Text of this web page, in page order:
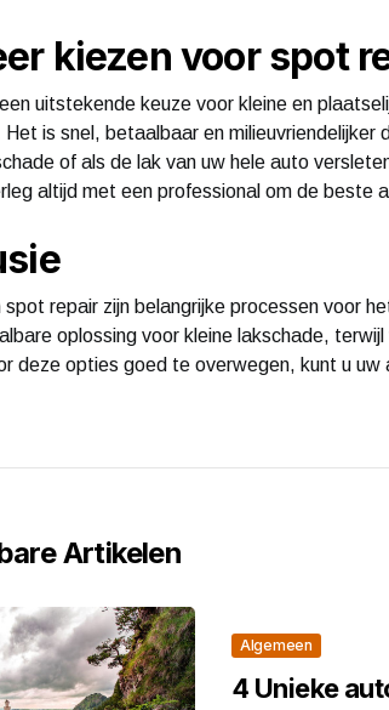
kiezen voor spot
uitstekende keuze voor kleine en
Het is snel, betaalbaar en
of als de lak van uw hele auto
altijd met een professional om de beste
spot repair zijn belangrijke processen voor
oplossing voor kleine lakschade,
deze opties goed te overwegen, kunt u uw
Artikelen
Algemeen
4 Unieke